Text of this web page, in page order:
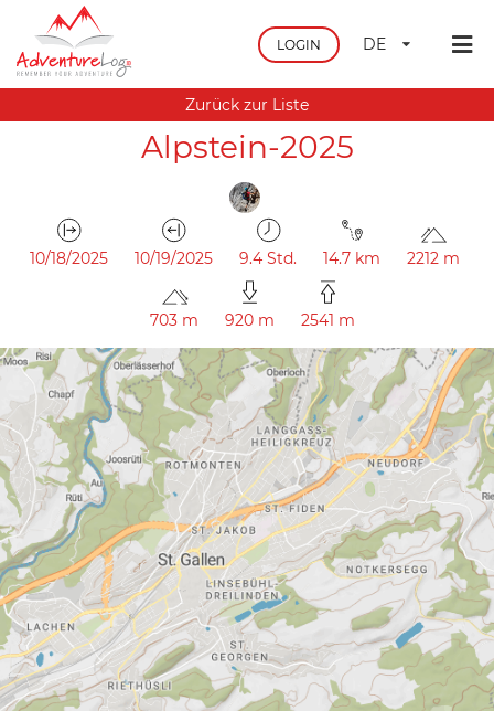
LOGIN DE
Zurück zur Liste
Alpstein-2025
10/18/2025 10/19/2025 9.4 Std. 14.7 km 2212 m
703 m 920 m 2541 m